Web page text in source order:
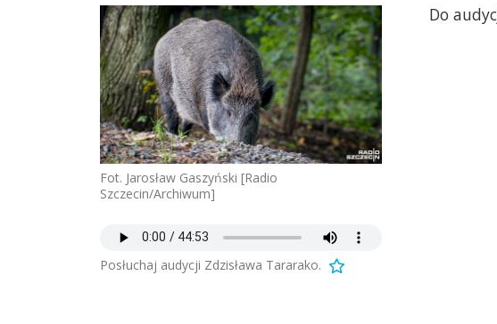
Fot. Jarosław Gaszyński [Radio
Szczecin/Archiwum]
Posłuchaj audycji Zdzisława Tararako.
Do